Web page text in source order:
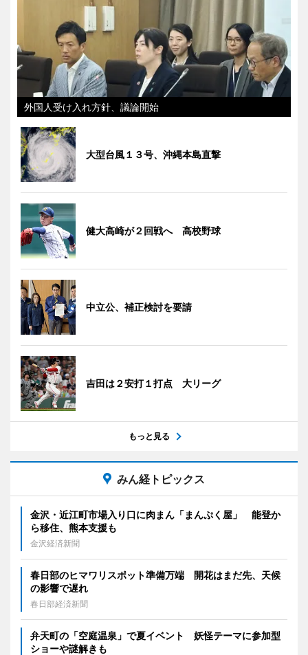
外国人受け入れ方針、議論開始
大型台風１３号、沖縄本島直撃
健大高崎が２回戦へ 高校野球
中立公、補正検討を要請
吉田は２安打１打点 大リーグ
もっと見る
みん経トピックス
金沢・近江町市場入り口に肉まん「まんぷく屋」 能登か
ら移住、熊本支援も
金沢経済新聞
春日部のヒマワリスポット準備万端 開花はまだ先、天候
の影響で遅れ
春日部経済新聞
弁天町の「空庭温泉」で夏イベント 妖怪テーマに参加型
ショーや謎解きも